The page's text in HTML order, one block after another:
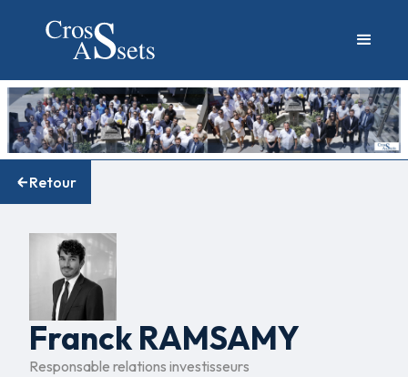
Retour
Franck RAMSAMY
Responsable relations investisseurs